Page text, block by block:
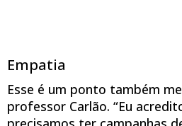
Empatia
Esse é um ponto também
professor Carlão. “Eu